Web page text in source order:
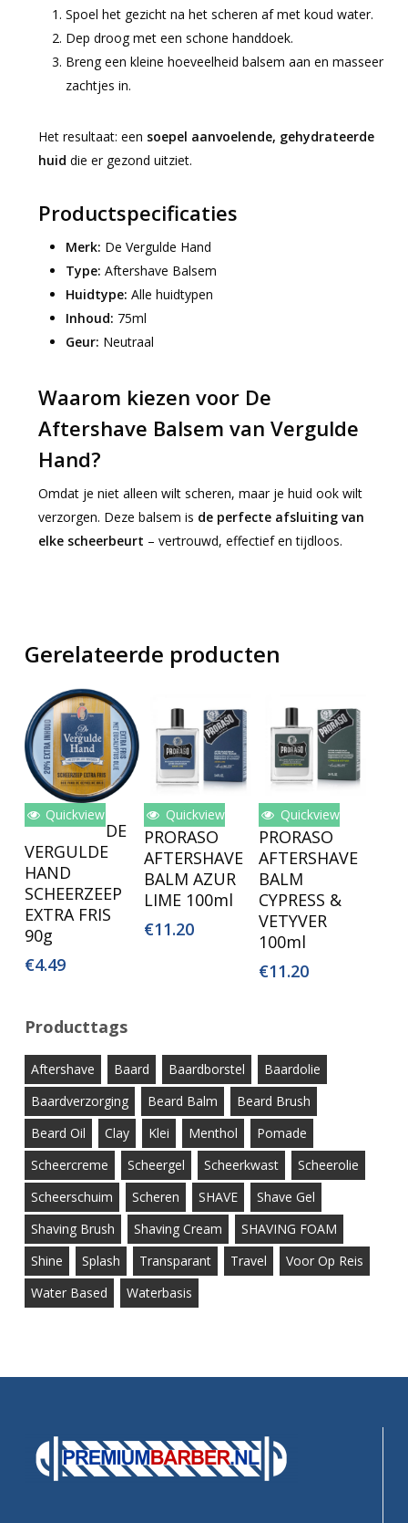
Spoel het gezicht na het scheren af met koud water.
Dep droog met een schone handdoek.
Breng een kleine hoeveelheid balsem aan en masseer
zachtjes in.
Het resultaat: een soepel aanvoelende, gehydrateerde
huid die er gezond uitziet.
Productspecificaties
Merk: De Vergulde Hand
Type: Aftershave Balsem
Huidtype: Alle huidtypen
Inhoud: 75ml
Geur: Neutraal
Waarom kiezen voor De
Aftershave Balsem van Vergulde
Hand?
Omdat je niet alleen wilt scheren, maar je huid ook wilt
verzorgen. Deze balsem is de perfecte afsluiting van
elke scheerbeurt – vertrouwd, effectief en tijdloos.
Gerelateerde producten
Toevoegen
Aan
Winkelwagen
Quickview
DE
VERGULDE
HAND
SCHEERZEEP
EXTRA FRIS
90g
€4.49
Toevoegen
Aan
Winkelwagen
Quickview
PRORASO
AFTERSHAVE
BALM AZUR
LIME 100ml
€11.20
Toevoegen
Aan
Winkelwagen
Quickview
PRORASO
AFTERSHAVE
BALM
CYPRESS &
VETYVER
100ml
€11.20
Producttags
Aftershave Baard Baardborstel
Baardolie
Baardverzorging
Beard Balm
Beard Brush
Beard Oil
Clay Klei Menthol
Pomade
Scheercreme
Scheergel Scheerkwast
Scheerolie
Scheerschuim
Scheren SHAVE
Shave Gel
Shaving Brush
Shaving Cream
SHAVING FOAM
Shine
Splash Transparant Travel
Voor Op Reis
Water Based
Waterbasis